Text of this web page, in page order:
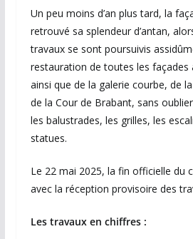
Un peu moins d’an plus tard, la
retrouvé sa splendeur d’antan,
travaux se sont poursuivis
restauration de toutes les façades
ainsi que de la galerie courbe, de
de la Cour de Brabant, sans
les balustrades, les grilles, les
statues.
Le 22 mai 2025, la fin officielle du
avec la réception provisoire des
Les travaux en chiffres :